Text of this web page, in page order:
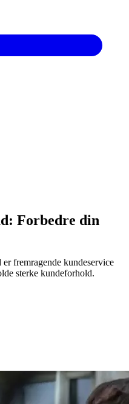
Forbedre din
fremragende kundeservice
sterke kundeforhold.